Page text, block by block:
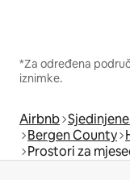
*Za određena
iznimke.
Airbnb
Bergen County
Prostori za